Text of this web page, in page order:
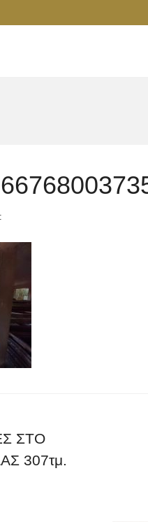
ΣΤΟ
307τμ.